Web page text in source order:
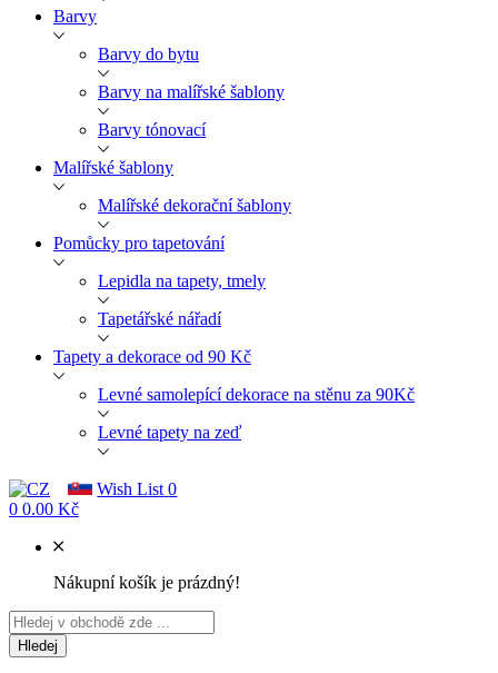
Barvy
Barvy do bytu
Barvy na malířské šablony
Barvy tónovací
Malířské šablony
Malířské dekorační šablony
Pomůcky pro tapetování
Lepidla na tapety, tmely
Tapetářské nářadí
Tapety a dekorace od 90 Kč
Levné samolepící dekorace na stěnu za 90Kč
Levné tapety na zeď
Wish List 0
0 0.00 Kč
Nákupní košík je prázdný!
Hledej